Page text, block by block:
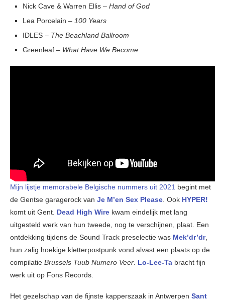
Nick Cave & Warren Ellis – Hand of God
Lea Porcelain – 100 Years
IDLES – The Beachland Ballroom
Greenleaf – What Have We Become
Mijn lijstje memorabele Belgische nummers uit 2021 begint met
de Gentse garagerock van Je M’en Sex Please. Ook HYPER!
komt uit Gent. Dead High Wire kwam eindelijk met lang
uitgesteld werk van hun tweede, nog te verschijnen, plaat. Een
ontdekking tijdens de Sound Track preselectie was Mek’dr’dr,
hun zalig hoekige kletterpostpunk vond alvast een plaats op de
compilatie Brussels Tuub Numero Veer. Lo-Lee-Ta bracht fijn
werk uit op Fons Records.
Het gezelschap van de fijnste kapperszaak in Antwerpen Sant